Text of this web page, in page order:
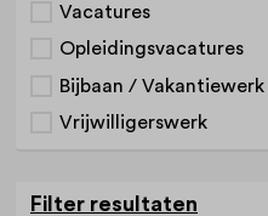
Vacatures
Opleidingsvacatures
Bijbaan / Vakantiewerk
Vrijwilligerswerk
Filter resultaten